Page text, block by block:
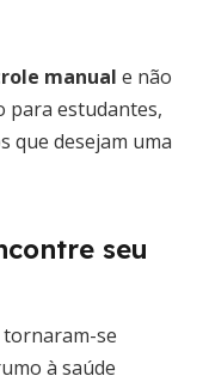
manual e não
para estudantes,
que desejam uma
seu
tornaram-se
à saúde